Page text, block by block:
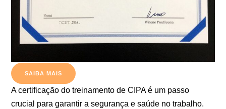
SAIBA MAIS
A certificação do treinamento de CIPA é um passo
crucial para garantir a segurança e saúde no trabalho.